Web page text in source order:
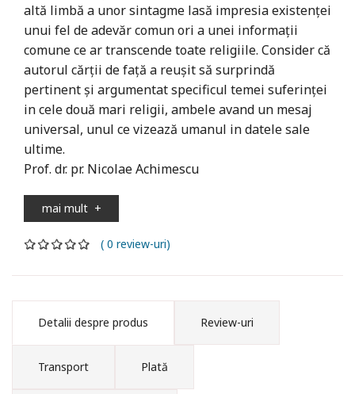
altă limbă a unor sintagme lasă impresia existenței
unui fel de adevăr comun ori a unei informații
comune ce ar transcende toate religiile. Consider că
autorul cărţii de față a reușit să surprindă
pertinent și argumentat specificul temei suferinței
in cele două mari religii, ambele avand un mesaj
universal, unul ce vizează umanul in datele sale
ultime.
Prof. dr. pr. Nicolae Achimescu
mai mult +
( 0 review-uri)
Detalii despre produs Review-uri
Transport Plată